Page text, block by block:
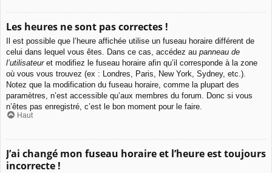
Les heures ne sont pas correctes !
Il est possible que l’heure affichée utilise un fuseau horaire différent de
celui dans lequel vous êtes. Dans ce cas, accédez au panneau de
l’utilisateuret modifiez le fuseau horaire afin qu’il corresponde à la zone
où vous vous trouvez (ex : Londres, Paris, New York, Sydney, etc.).
Notez que la modification du fuseau horaire, comme la plupart des
paramètres, n’est accessible qu’aux membres du forum. Donc si vous
n’êtes pas enregistré, c’est le bon moment pour le faire.
Haut
J’ai changé mon fuseau horaire et l’heure est toujours
incorrecte !